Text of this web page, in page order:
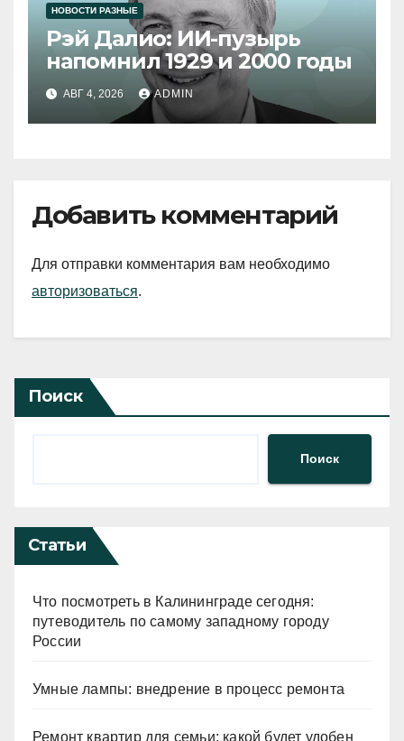
НОВОСТИ РАЗНЫЕ
Рэй Далио: ИИ-пузырь
напомнил 1929 и 2000 годы
АВГ 4, 2026 ADMIN
Добавить комментарий
Для отправки комментария вам необходимо
авторизоваться.
Поиск
Поиск
Статьи
Что посмотреть в Калининграде сегодня:
путеводитель по самому западному городу
России
Умные лампы: внедрение в процесс ремонта
Ремонт квартир для семьи: какой будет удобен